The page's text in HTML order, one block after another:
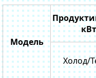
Модель
кВт
Холод/